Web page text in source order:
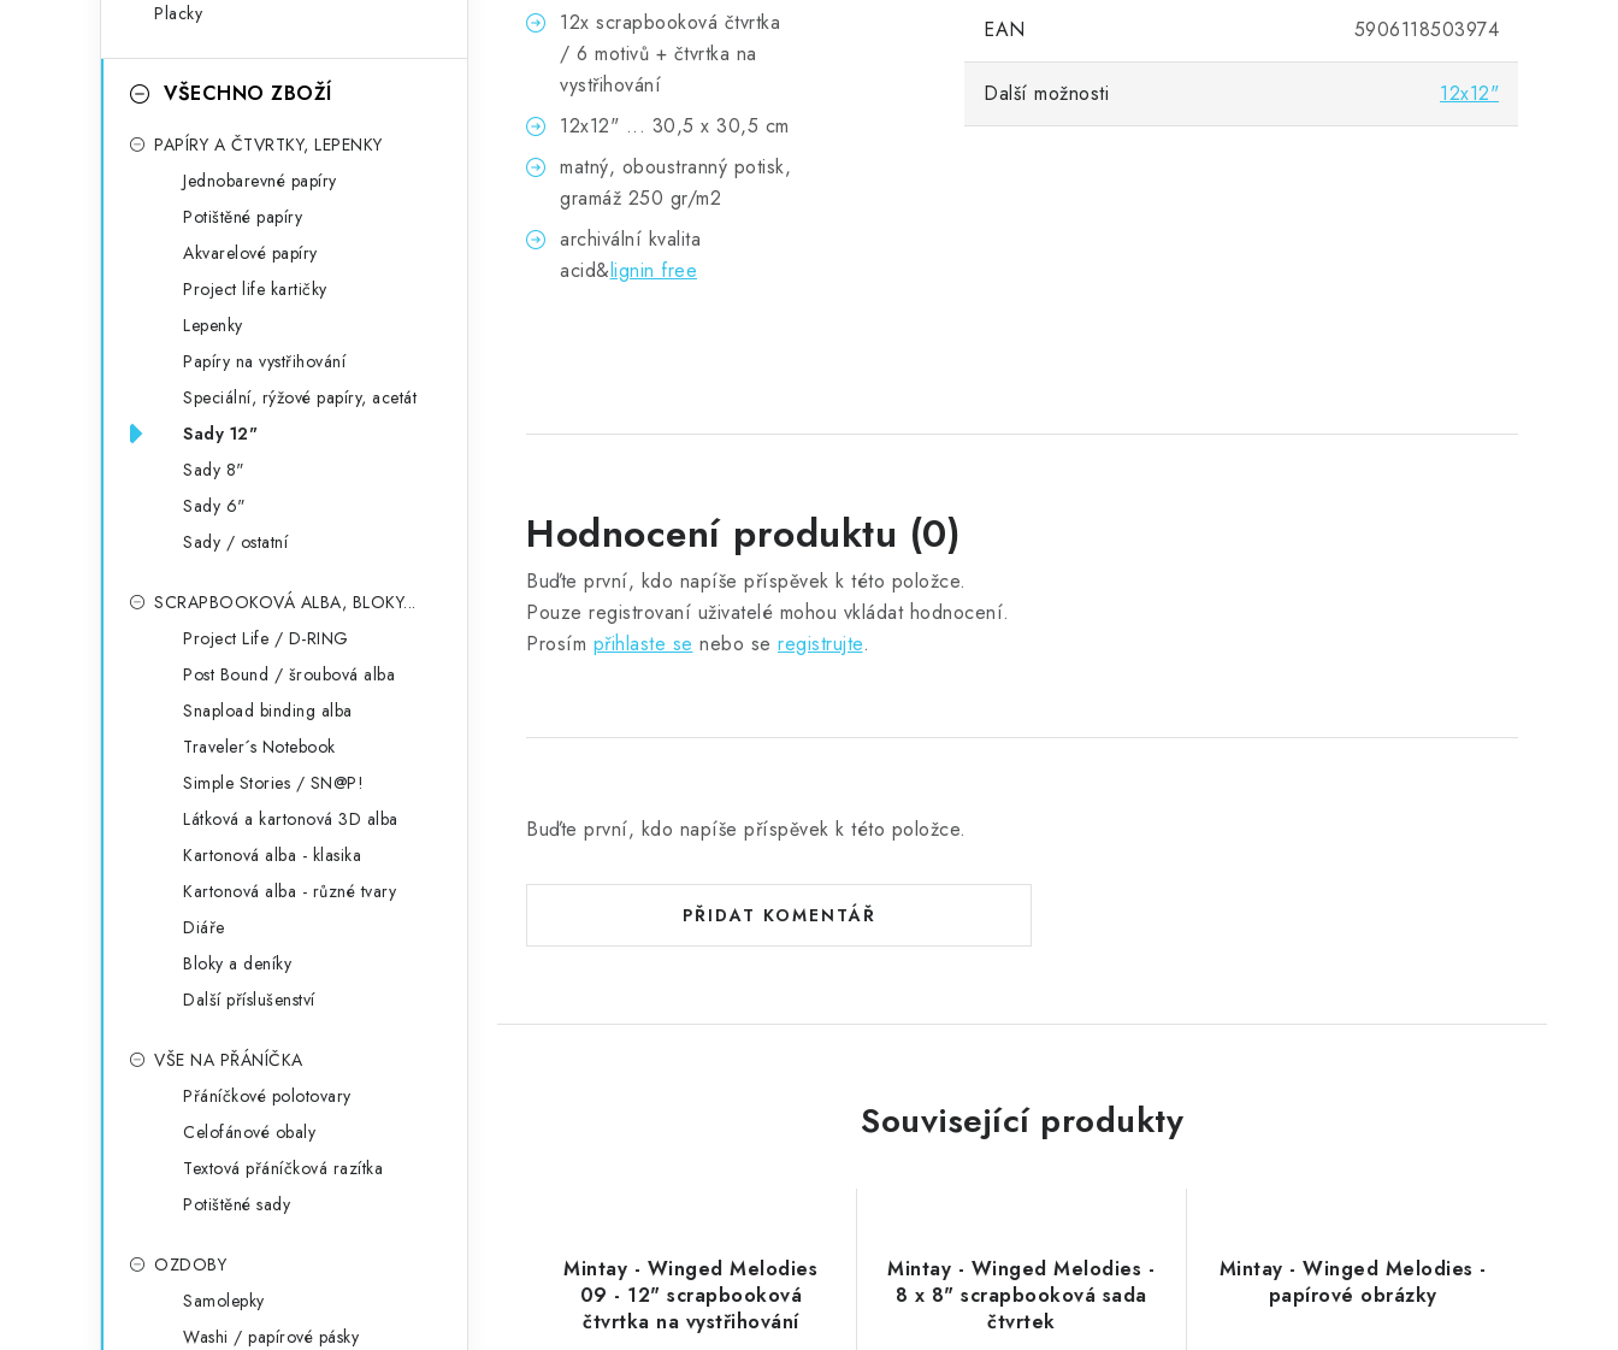
Placky
VŠECHNO ZBOŽÍ
PAPÍRY A ČTVRTKY, LEPENKY
Jednobarevné papíry
Potištěné papíry
Akvarelové papíry
Project life kartičky
Lepenky
Papíry na vystřihování
Speciální, rýžové papíry, acetát
Sady 12"
Sady 8"
Sady 6"
Sady / ostatní
SCRAPBOOKOVÁ ALBA, BLOKY...
Project Life / D-RING
Post Bound / šroubová alba
Snapload binding alba
Traveler´s Notebook
Simple Stories / SN@P!
Látková a kartonová 3D alba
Kartonová alba - klasika
Kartonová alba - různé tvary
Diáře
Bloky a deníky
Další příslušenství
VŠE NA PŘÁNÍČKA
Přáníčkové polotovary
Celofánové obaly
Textová přáníčková razítka
Potištěné sady
OZDOBY
Samolepky
Washi / papírové pásky
12x scrapbooková čtvrtka
/ 6 motivů + čtvrtka na
vystřihování
12x12" ... 30,5 x 30,5 cm
matný, oboustranný potisk,
gramáž 250 gr/m2
archivální kvalita
acid&lignin free
EAN 5906118503974
Další možnosti 12x12"
Hodnocení produktu (0)
Buďte první, kdo napíše příspěvek k této položce.
Pouze registrovaní uživatelé mohou vkládat hodnocení.
Prosím přihlaste se nebo se registrujte.
Buďte první, kdo napíše příspěvek k této položce.
PŘIDAT KOMENTÁŘ
Související produkty
Mintay - Winged Melodies
09 - 12" scrapbooková
čtvrtka na vystřihování
Mintay - Winged Melodies -
8 x 8" scrapbooková sada
čtvrtek
Mintay - Winged Melodies -
papírové obrázky